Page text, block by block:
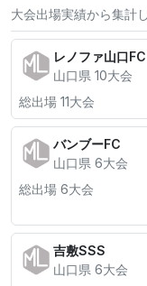
大会出場実績から集計
レノファ山口FC
山口県 10大会
総出場 11大会
バンブーFC
山口県 6大会
総出場 6大会
吉敷SSS
山口県 6大会